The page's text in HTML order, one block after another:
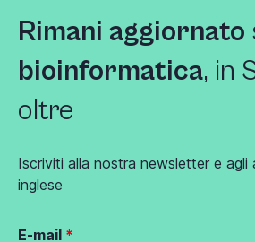
Rimani aggiornato
bioinformatica, in
oltre
Iscriviti alla nostra newsletter e agli
inglese
E-mail